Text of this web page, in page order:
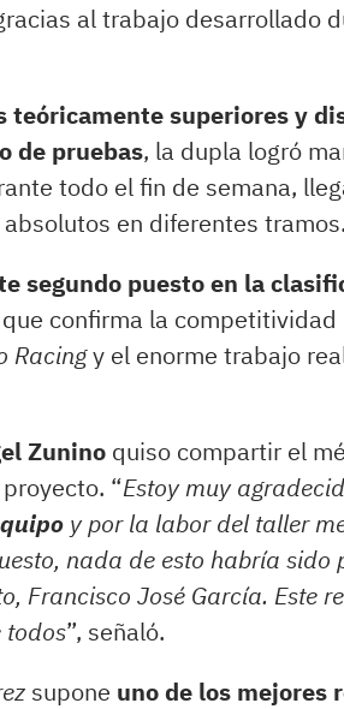
al trabajo desarrollado
teóricamente superiores y
de pruebas, la dupla logró
todo el fin de semana,
en diferentes tramos.
segundo puesto en la
confirma la
Racingy el enorme trabajo
Zunino quiso compartir el
“Estoy muy
y por la labor del taller
nada de esto habría sido
Francisco José García. Este
todos”, señaló.
supone uno de los mejores